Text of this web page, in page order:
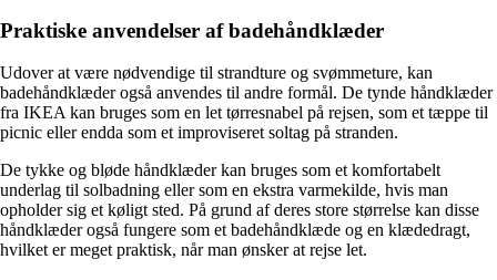
Praktiske anvendelser af badehåndklæder
Udover at være nødvendige til strandture og svømmeture, kan
badehåndklæder også anvendes til andre formål. De tynde håndklæder
fra IKEA kan bruges som en let tørresnabel på rejsen, som et tæppe til
picnic eller endda som et improviseret soltag på stranden.
De tykke og bløde håndklæder kan bruges som et komfortabelt
underlag til solbadning eller som en ekstra varmekilde, hvis man
opholder sig et køligt sted. På grund af deres store størrelse kan disse
håndklæder også fungere som et badehåndklæde og en klædedragt,
hvilket er meget praktisk, når man ønsker at rejse let.